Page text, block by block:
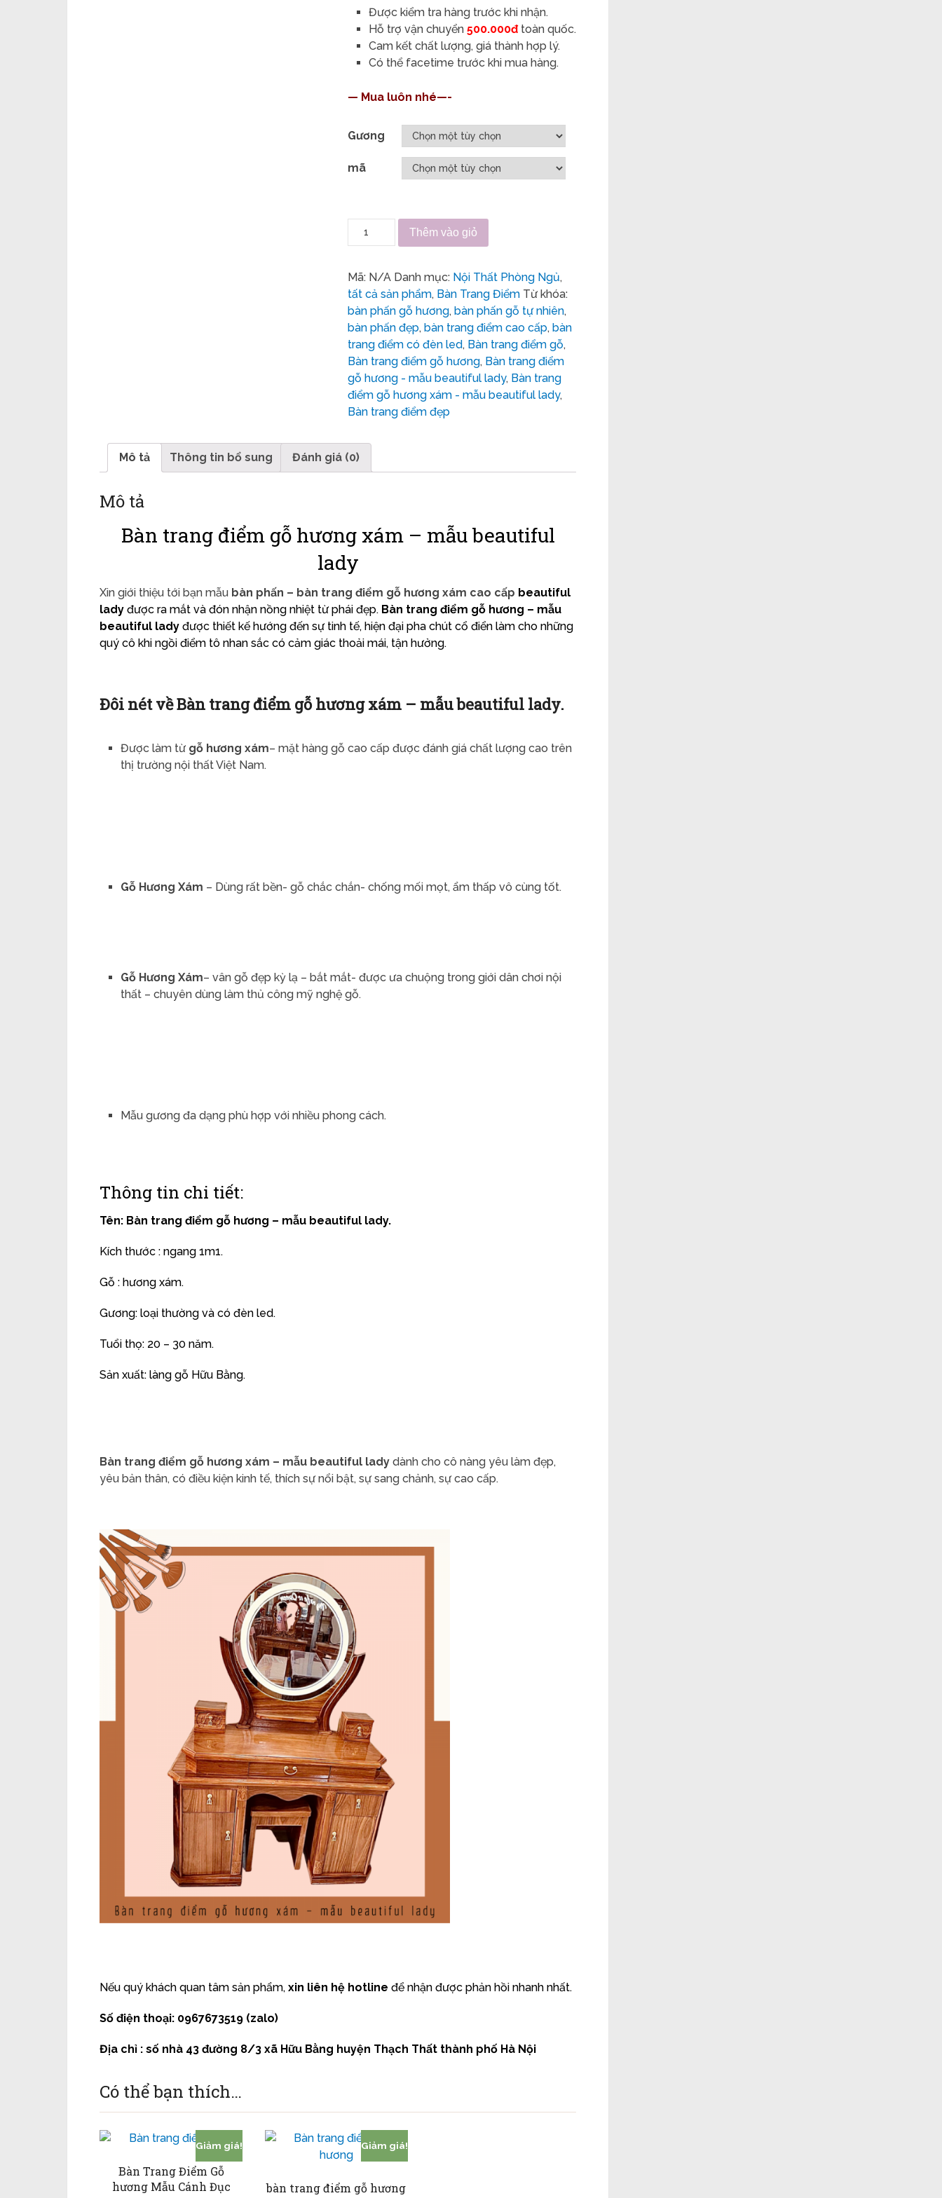
Được kiểm tra hàng trước khi nhận.
Hỗ trợ vận chuyển 500.000đtoàn quốc.
Cam kết chất lượng, giá thành hợp lý.
Có thể facetime trước khi mua hàng.
— Mua luôn nhé—-
Gương
mã
Thêm vào giỏ
Mã: N/A Danh mục: Nội Thất Phòng Ngủ,
tất cả sản phẩm, Bàn Trang Điểm Từ khóa:
bàn phấn gỗ hương, bàn phấn gỗ tự nhiên,
bàn phấn đẹp, bàn trang điểm cao cấp, bàn
trang điểm có đèn led, Bàn trang điểm gỗ,
Bàn trang điểm gỗ hương, Bàn trang điểm
gỗ hương - mẫu beautiful lady, Bàn trang
điểm gỗ hương xám - mẫu beautiful lady,
Bàn trang điểm đẹp
Mô tả Thông tin bổ sung Đánh giá (0)
Mô tả
Bàn trang điểm gỗ hương xám – mẫu beautiful
lady
Xin giới thiệu tới bạn mẫu bàn phấn – bàn trang điểm gỗ hương xám cao cấp beautiful
lady được ra mắt và đón nhận nồng nhiệt từ phái đẹp. Bàn trang điểm gỗ hương – mẫu
beautiful lady được thiết kế hướng đến sự tinh tế, hiện đại pha chút cổ điển làm cho những
quý cô khi ngồi điểm tô nhan sắc có cảm giác thoải mái, tận hưởng.
Đôi nét về Bàn trang điểm gỗ hương xám – mẫu beautiful lady.
Được làm từ gỗ hương xám– mặt hàng gỗ cao cấp được đánh giá chất lượng cao trên
thị trường nội thất Việt Nam.
Gỗ Hương Xám – Dùng rất bền- gỗ chắc chắn- chống mối mọt, ẩm thấp vô cùng tốt.
Gỗ Hương Xám– vân gỗ đẹp kỳ lạ – bắt mắt- được ưa chuộng trong giới dân chơi nội
thất – chuyên dùng làm thủ công mỹ nghệ gỗ.
Mẫu gương đa dạng phù hợp với nhiều phong cách.
Thông tin chi tiết:
Tên: Bàn trang điểm gỗ hương – mẫu beautiful lady.
Kích thước : ngang 1m1.
Gỗ : hương xám.
Gương: loại thường và có đèn led.
Tuổi thọ: 20 – 30 năm.
Sản xuất: làng gỗ Hữu Bằng.
Bàn trang điểm gỗ hương xám – mẫu beautiful lady dành cho cô nàng yêu làm đẹp,
yêu bản thân, có điều kiện kinh tế, thích sự nổi bật, sự sang chảnh, sự cao cấp.
Nếu quý khách quan tâm sản phẩm, xin liên hệ hotline để nhận được phản hồi nhanh nhất.
Số điện thoại: 0967673519 (zalo)
Địa chỉ : số nhà 43 đường 8/3 xã Hữu Bằng huyện Thạch Thất thành phố Hà Nội
Có thể bạn thích…
Giảm giá!
Bàn Trang Điểm Gỗ
hương Mẫu Cánh Đục
Giảm giá!
bàn trang điểm gỗ hương